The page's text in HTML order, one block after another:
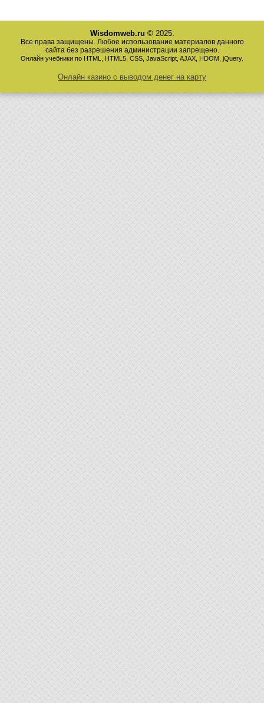
Wisdomweb.ru © 2025.
Все права защищены. Любое использование материалов данного
сайта без разрешения администрации запрещено.
Онлайн учебники по HTML, HTML5, CSS, JavaScript, AJAX, HDOM, jQuery.
Онлайн казино с выводом денег на карту